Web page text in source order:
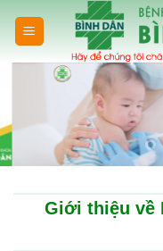
Giới thiệu về